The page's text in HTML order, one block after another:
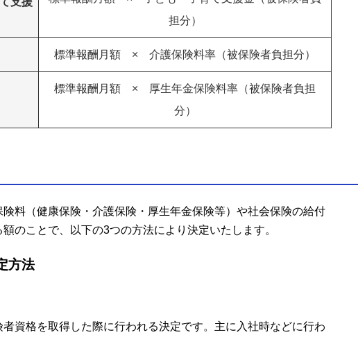
担分）
標準報酬月額 × 介護保険料率（被保険者負担分）
標準報酬月額 × 厚生年金保険料率（被保険者負担
分）
料（健康保険・介護保険・厚生年金保険等）や社会保険の給付
のことで、以下の3つの方法により決定いたします。
方法
資格を取得した際に行われる決定です。主に入社時などに行わ